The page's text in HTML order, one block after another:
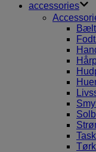
accessories